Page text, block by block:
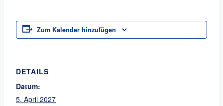
Zum Kalender hinzufügen
DETAILS
Datum:
5. April 2027